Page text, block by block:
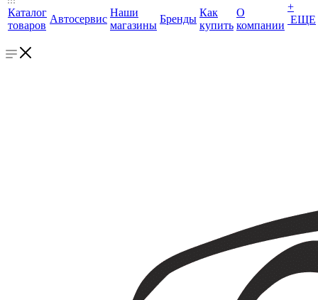
Каталог
товаров
Автосервис
Наши
магазины
Бренды
Как
купить
О
компании
+
ЕЩЕ